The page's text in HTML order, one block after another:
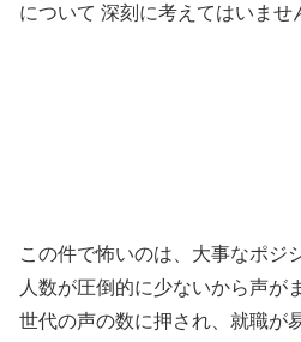
について 深刻に考えてはいませ
この件で怖いのは、大事なポジ
人数が圧倒的に少ないから声が
世代の声の数に押され、就職が